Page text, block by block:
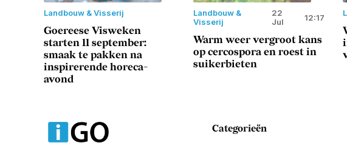
Landbouw & Visserij
Goereese Visweken
starten 11 september:
smaak te pakken na
inspirerende horeca-
avond
Landbouw &
Visserij
22
Jul
12:17
Warm weer vergroot kans
op cercospora en roest in
suikerbieten
Categorieën